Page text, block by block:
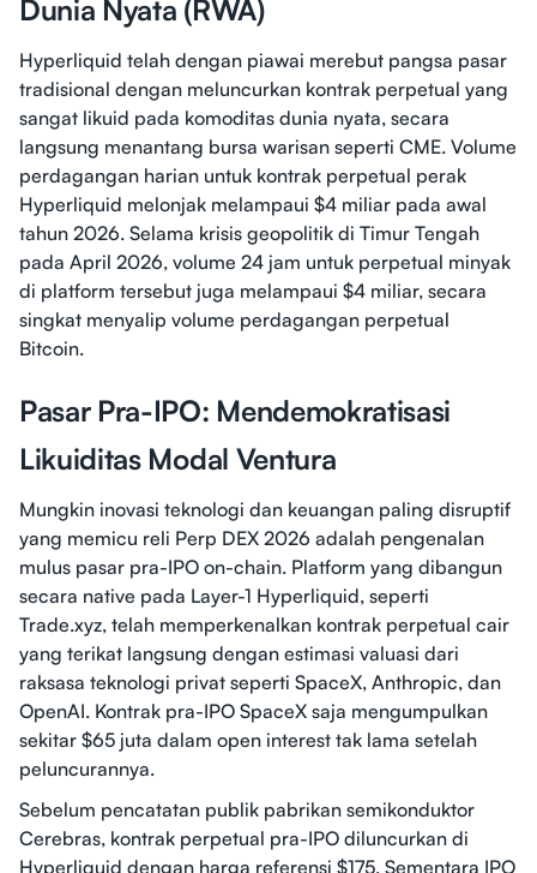
Dunia Nyata (RWA)
Hyperliquid telah dengan piawai merebut pangsa pasar
tradisional dengan meluncurkan kontrak perpetual yang
sangat likuid pada komoditas dunia nyata, secara
langsung menantang bursa warisan seperti CME. Volume
perdagangan harian untuk kontrak perpetual perak
Hyperliquid melonjak melampaui $4 miliar pada awal
tahun 2026. Selama krisis geopolitik di Timur Tengah
pada April 2026, volume 24 jam untuk perpetual minyak
di platform tersebut juga melampaui $4 miliar, secara
singkat menyalip volume perdagangan perpetual
Bitcoin.
Pasar Pra-IPO: Mendemokratisasi
Likuiditas Modal Ventura
Mungkin inovasi teknologi dan keuangan paling disruptif
yang memicu reli Perp DEX 2026 adalah pengenalan
mulus pasar pra-IPO on-chain. Platform yang dibangun
secara native pada Layer-1 Hyperliquid, seperti
Trade.xyz, telah memperkenalkan kontrak perpetual cair
yang terikat langsung dengan estimasi valuasi dari
raksasa teknologi privat seperti SpaceX, Anthropic, dan
OpenAI. Kontrak pra-IPO SpaceX saja mengumpulkan
sekitar $65 juta dalam open interest tak lama setelah
peluncurannya.
Sebelum pencatatan publik pabrikan semikonduktor
Cerebras, kontrak perpetual pra-IPO diluncurkan di
Hyperliquid dengan harga referensi $175. Sementara IPO